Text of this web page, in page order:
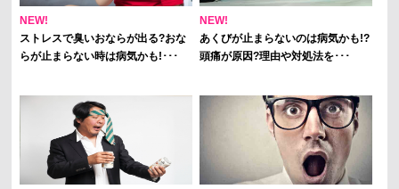
NEW!
ストレスで臭いおならが出る?おな
らが止まらない時は病気かも!･･･
NEW!
あくびが止まらないのは病気かも!?
頭痛が原因?理由や対処法を･･･